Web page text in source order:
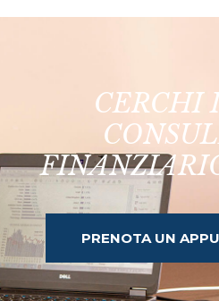
CERCHI
PRENOTA UN